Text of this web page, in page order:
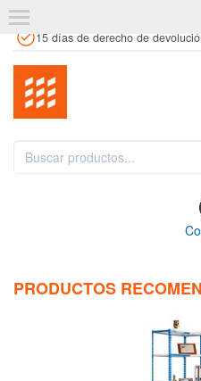
15 días de derecho de
PRODUCTOS